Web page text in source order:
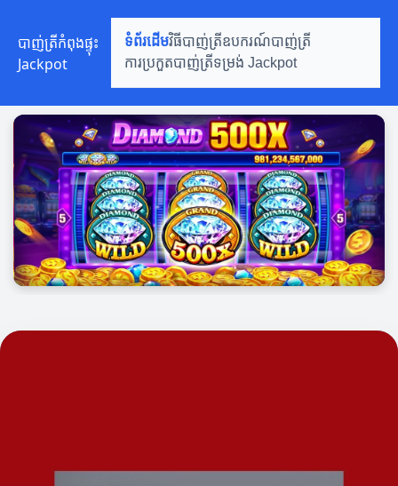
បាញ់ត្រីកំពុងផ្ទុះ
Jackpot
ទំព័រដើមវិធីបាញ់ត្រីឧបករណ៍បាញ់ត្រី
ការប្រកួតបាញ់ត្រីទម្រង់ Jackpot